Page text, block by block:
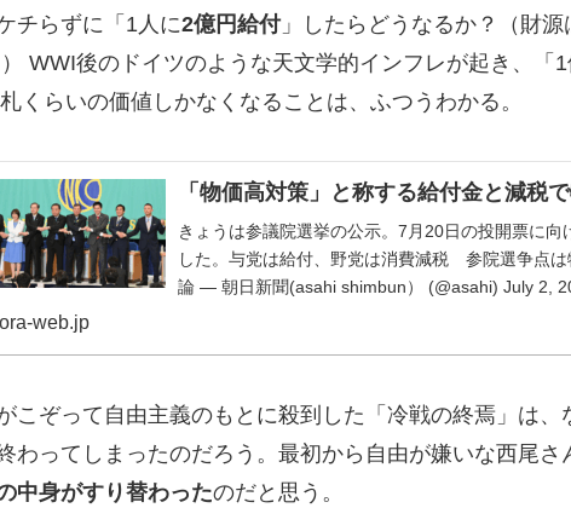
チらずに「1人に2億円給付」したらどうなるか？（財
WWI後のドイツのような天文学的インフレが起き、「
くらいの価値しかなくなることは、ふつうわかる。
「物価高対策」と称する給付金と減税
きょうは参議院選挙の公示。7月20日の投開票に向
した。与党は給付、野党は消費減税 参院選争点
論 — 朝日新聞(asahi shimbun） (@asahi) July 2,
web.jp
こぞって自由主義のもとに殺到した「冷戦の終焉」は、
わってしまったのだろう。最初から自由が嫌いな西尾さ
中身がすり替わったのだと思う。